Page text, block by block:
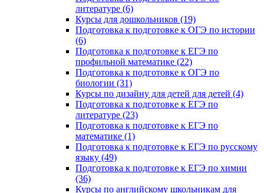
литературе (6)
Курсы для дошкольников (19)
Подготовка к подготовке к ОГЭ по истории
(6)
Подготовка к подготовке к ЕГЭ по
профильной математике (22)
Подготовка к подготовке к ОГЭ по
биологии (31)
Курсы по дизайну для детей для детей (4)
Подготовка к подготовке к ЕГЭ по
литературе (23)
Подготовка к подготовке к ЕГЭ по
математике (1)
Подготовка к подготовке к ЕГЭ по русскому
языку (49)
Подготовка к подготовке к ЕГЭ по химии
(36)
Курсы по английскому школьникам для